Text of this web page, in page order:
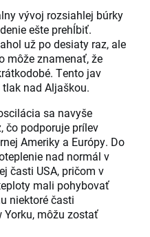
vývoj rozsiahlej búrky
ešte prehĺbiť.
už po desiaty raz, ale
môže znamenať, že
Tento jav
nad Aljaškou.
sa navyše
čo podporuje prílev
Ameriky a Európy. Do
nad normál v
časti USA, pričom v
mali pohybovať
niektoré časti
Yorku, môžu zostať